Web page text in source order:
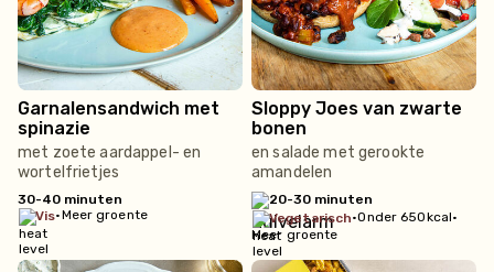
Garnalensandwich met
spinazie
met zoete aardappel- en
wortelfrietjes
30-40 minuten
vis•Meer groente
Sloppy Joes van zwarte
bonen
en salade met gerookte
amandelen
20-30 minuten
vegetarisch•Onder 650kcal•
Meer groente